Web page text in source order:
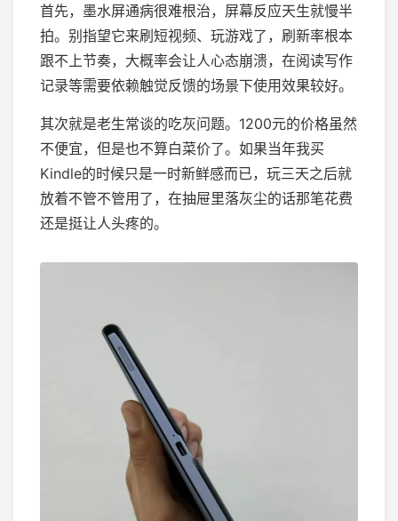
首先，墨水屏通病很难根治，屏幕反应天生就慢半
拍。别指望它来刷短视频、玩游戏了，刷新率根本
跟不上节奏，大概率会让人心态崩溃，在阅读写作
记录等需要依赖触觉反馈的场景下使用效果较好。
其次就是老生常谈的吃灰问题。1200元的价格虽然
不便宜，但是也不算白菜价了。如果当年我买
Kindle的时候只是一时新鲜感而已，玩三天之后就
放着不管不管用了，在抽屉里落灰尘的话那笔花费
还是挺让人头疼的。